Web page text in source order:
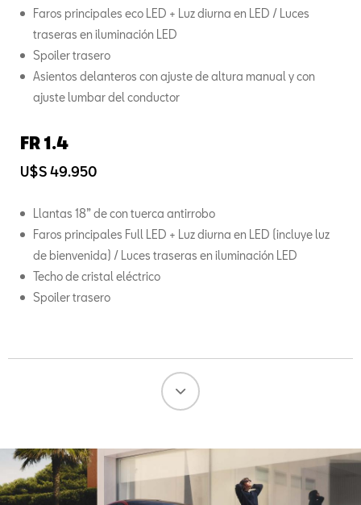
Faros principales eco LED + Luz diurna en LED / Luces
traseras en iluminación LED
Spoiler trasero
Asientos delanteros con ajuste de altura manual y con
ajuste lumbar del conductor
FR 1.4
U$S 49.950
Llantas 18” de con tuerca antirrobo
Faros principales Full LED + Luz diurna en LED (incluye luz
de bienvenida) / Luces traseras en iluminación LED
Techo de cristal eléctrico
Spoiler trasero